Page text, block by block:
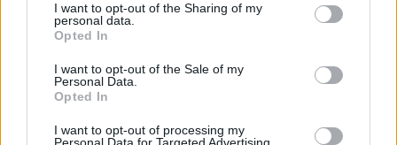
not limited to your visit or usage behaviour. You may click to
grant or deny consent to Google and its third-party tags to
use your data for below specified purposes in below Google
consent section.
I want to opt-out of the Sharing of my
personal data.
Opted In
I want to opt-out of the Sale of my
Personal Data.
Opted In
I want to opt-out of processing my
Novice
Ključne besede: arso neurje
nevihta strela
opozorilo